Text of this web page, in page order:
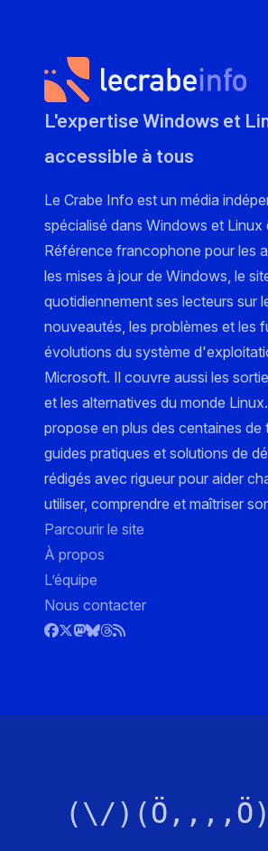
L'expertise Windows et
accessible à tous
Le Crabe Info est un média
spécialisé dans Windows et Linux
Référence francophone pour les
les mises à jour de Windows, le
quotidiennement ses lecteurs sur
nouveautés, les problèmes et les
évolutions du système
Microsoft. Il couvre aussi les
et les alternatives du monde
propose en plus des centaines de
guides pratiques et solutions de
rédigés avec rigueur pour aider
utiliser, comprendre et maîtriser
Parcourir le site
À propos
L’équipe
Nous contacter
(\/